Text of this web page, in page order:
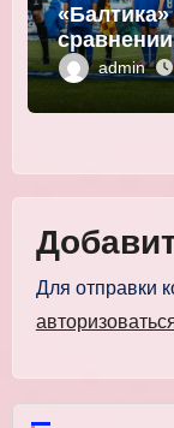
Морadmin
Для отправки